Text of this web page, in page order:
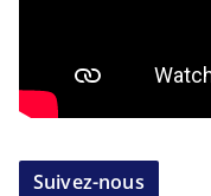
Suivez-nous